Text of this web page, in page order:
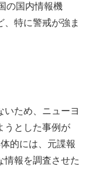
の国内情報機
特に警戒が強ま
いため、ニューヨ
うとした事例が
的には、元諜報
情報を調査させた